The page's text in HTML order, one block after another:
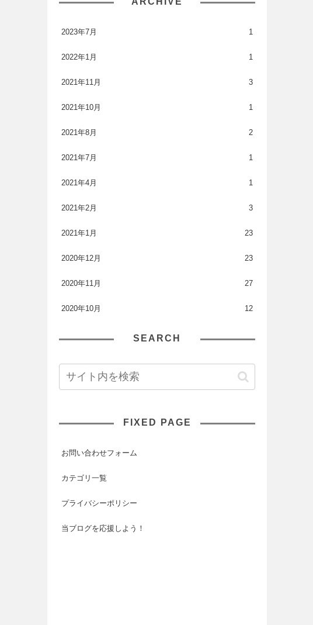
2023年7月 1
2022年1月 1
2021年11月 3
2021年10月 1
2021年8月 2
2021年7月 1
2021年4月 1
2021年2月 3
2021年1月 23
2020年12月 23
2020年11月 27
2020年10月 12
SEARCH
FIXED PAGE
お問い合わせフォーム
カテゴリ一覧
プライバシーポリシー
当ブログを応援しよう！